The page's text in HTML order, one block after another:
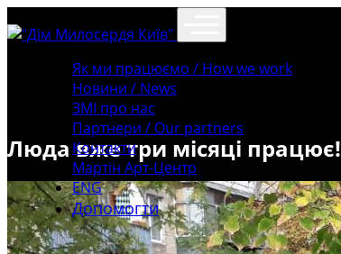
Як ми працюємо / How we work
Новини / News
ЗМІ про нас
Партнери / Our partners
Контакти
Mартін Арт-Центр
ENG
Допомогти
Люда вже три місяці працює!